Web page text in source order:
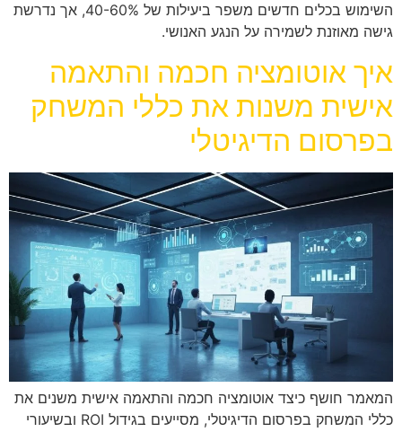
השימוש בכלים חדשים משפר ביעילות של 40-60%, אך נדרשת
גישה מאוזנת לשמירה על הנגע האנושי.
איך אוטומציה חכמה והתאמה
אישית משנות את כללי המשחק
בפרסום הדיגיטלי
המאמר חושף כיצד אוטומציה חכמה והתאמה אישית משנים את
כללי המשחק בפרסום הדיגיטלי, מסייעים בגידול ROI ובשיעורי